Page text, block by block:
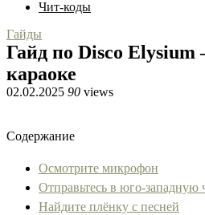
Чит-коды
Гайды
Гайд по Disco Elysium
караоке
02.02.2025 90 views
Содержание
Осмотрите микрофон
Отправьтесь в юго-западную
Найдите плёнку с песней